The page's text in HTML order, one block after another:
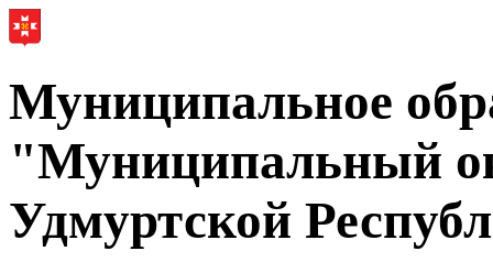
Муниципальное
"Муниципальный
Удмуртской